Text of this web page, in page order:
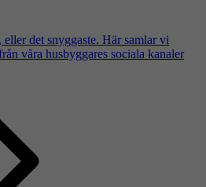
eller det snyggaste. Här samlar vi
våra husbyggares sociala kanaler